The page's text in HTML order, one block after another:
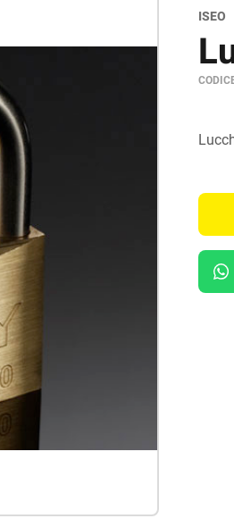
SERRATURE DI
PER
ISEO